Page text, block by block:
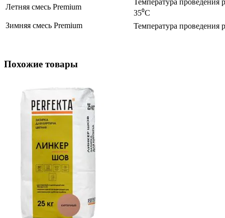
Летняя смесь Premium
35⁰С
Зимняя смесь Premium
Температура проведения
Похожие товары